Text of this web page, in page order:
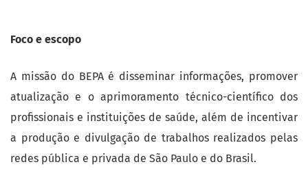
Foco e escopo
A missão do BEPA é disseminar informações, promover
atualização e o aprimoramento técnico-científico dos
profissionais e instituições de saúde, além de incentivar
a produção e divulgação de trabalhos realizados pelas
redes pública e privada de São Paulo e do Brasil.